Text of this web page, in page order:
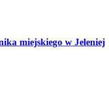
miejskiego w Jeleniej